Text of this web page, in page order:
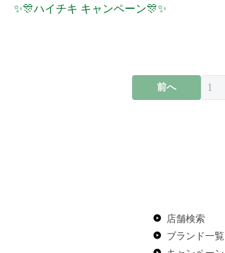
✨🎊ハイチキ キャンペーン🎊✨
前へ
店舗検索
ブランド一覧